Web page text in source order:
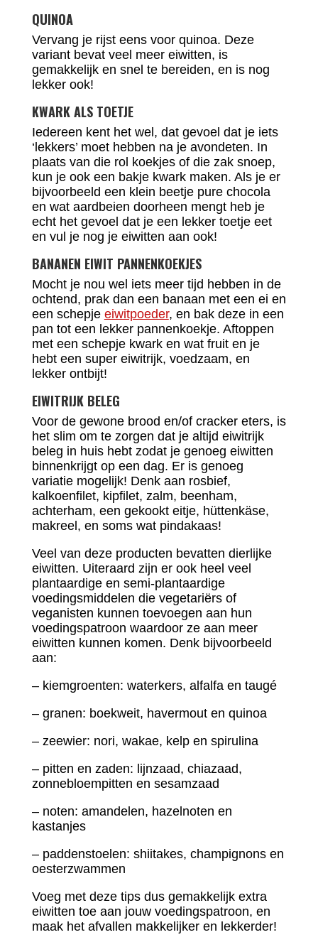
QUINOA
Vervang je rijst eens voor quinoa. Deze
variant bevat veel meer eiwitten, is
gemakkelijk en snel te bereiden, en is nog
lekker ook!
KWARK ALS TOETJE
Iedereen kent het wel, dat gevoel dat je iets
‘lekkers’ moet hebben na je avondeten. In
plaats van die rol koekjes of die zak snoep,
kun je ook een bakje kwark maken. Als je er
bijvoorbeeld een klein beetje pure chocola
en wat aardbeien doorheen mengt heb je
echt het gevoel dat je een lekker toetje eet
en vul je nog je eiwitten aan ook!
BANANEN EIWIT PANNENKOEKJES
Mocht je nou wel iets meer tijd hebben in de
ochtend, prak dan een banaan met een ei en
een schepje eiwitpoeder, en bak deze in een
pan tot een lekker pannenkoekje. Aftoppen
met een schepje kwark en wat fruit en je
hebt een super eiwitrijk, voedzaam, en
lekker ontbijt!
EIWITRIJK BELEG
Voor de gewone brood en/of cracker eters, is
het slim om te zorgen dat je altijd eiwitrijk
beleg in huis hebt zodat je genoeg eiwitten
binnenkrijgt op een dag. Er is genoeg
variatie mogelijk! Denk aan rosbief,
kalkoenfilet, kipfilet, zalm, beenham,
achterham, een gekookt eitje, hüttenkäse,
makreel, en soms wat pindakaas!
Veel van deze producten bevatten dierlijke
eiwitten. Uiteraard zijn er ook heel veel
plantaardige en semi-plantaardige
voedingsmiddelen die vegetariërs of
veganisten kunnen toevoegen aan hun
voedingspatroon waardoor ze aan meer
eiwitten kunnen komen. Denk bijvoorbeeld
aan:
– kiemgroenten: waterkers, alfalfa en taugé
– granen: boekweit, havermout en quinoa
– zeewier: nori, wakae, kelp en spirulina
– pitten en zaden: lijnzaad, chiazaad,
zonnebloempitten en sesamzaad
– noten: amandelen, hazelnoten en
kastanjes
– paddenstoelen: shiitakes, champignons en
oesterzwammen
Voeg met deze tips dus gemakkelijk extra
eiwitten toe aan jouw voedingspatroon, en
maak het afvallen makkelijker en lekkerder!